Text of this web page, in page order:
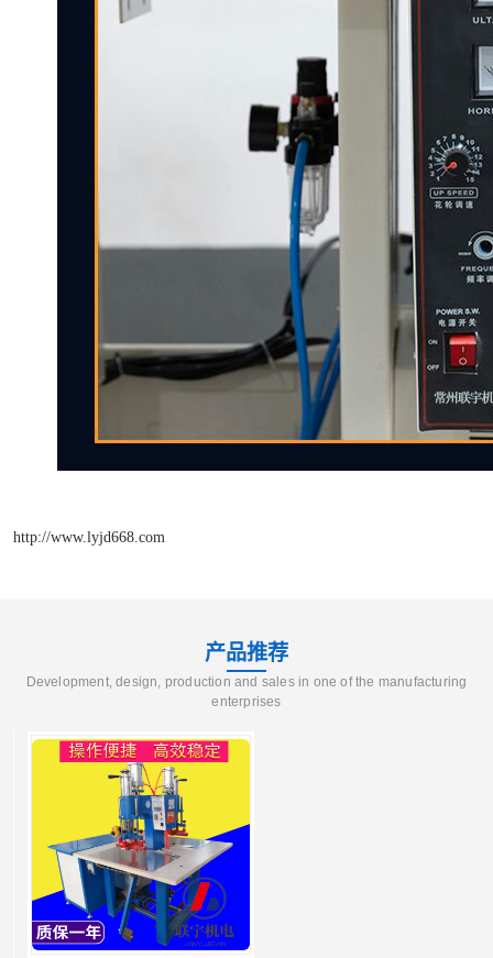
http://www.lyjd668.com
产品推荐
Development, design, production and sales in one of the manufacturing
enterprises